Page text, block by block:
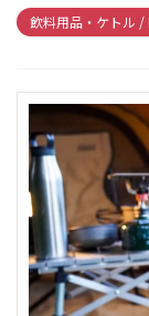
飲料用品・ケトル /